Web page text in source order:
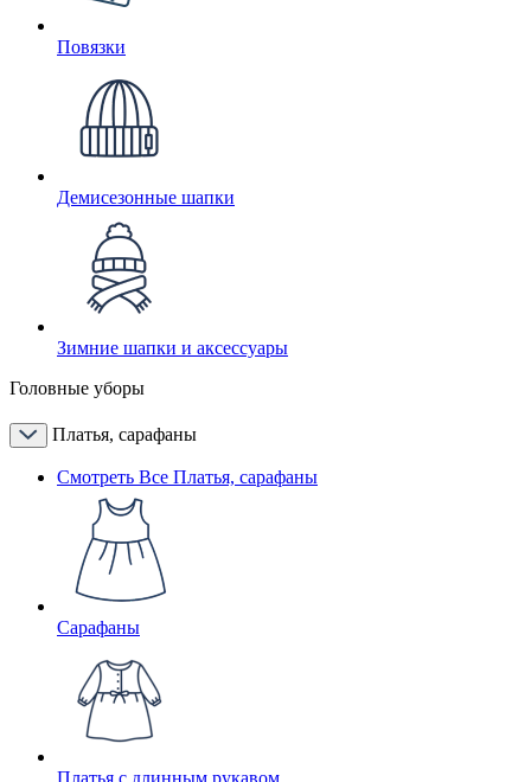
Повязки
Демисезонные шапки
Зимние шапки и аксессуары
Головные уборы
Платья, сарафаны
Смотреть Все Платья, сарафаны
Сарафаны
Платья с длинным рукавом